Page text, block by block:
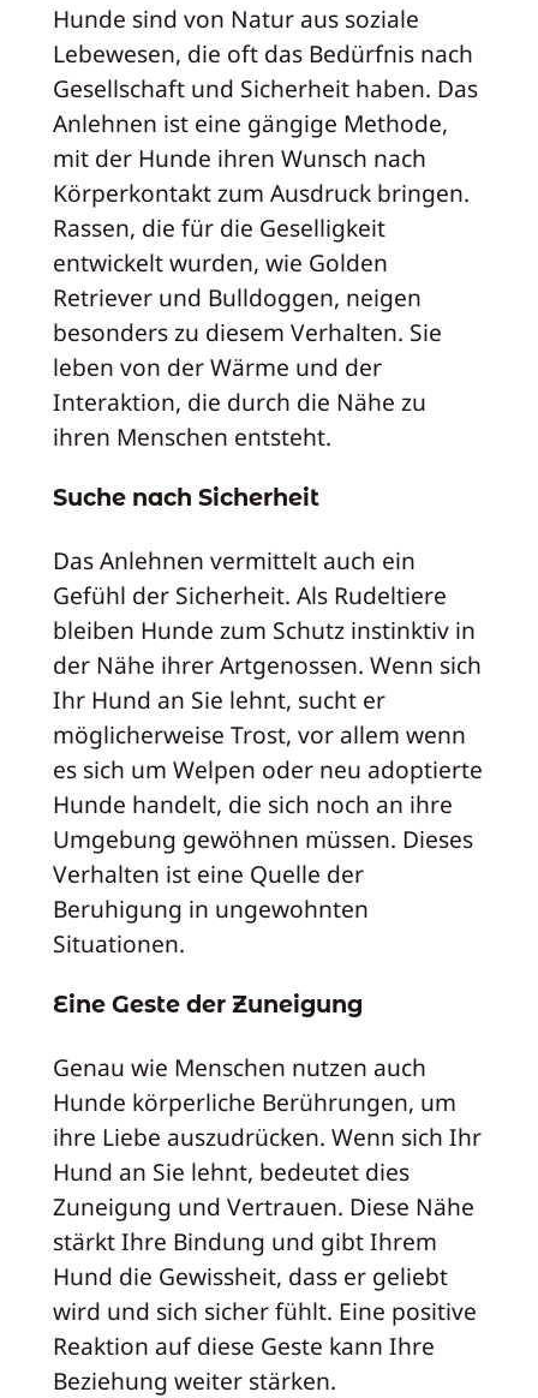
Hunde sind von Natur aus soziale
Lebewesen, die oft das Bedürfnis nach
Gesellschaft und Sicherheit haben. Das
Anlehnen ist eine gängige Methode,
mit der Hunde ihren Wunsch nach
Körperkontakt zum Ausdruck bringen.
Rassen, die für die Geselligkeit
entwickelt wurden, wie Golden
Retriever und Bulldoggen, neigen
besonders zu diesem Verhalten. Sie
leben von der Wärme und der
Interaktion, die durch die Nähe zu
ihren Menschen entsteht.
Suche nach Sicherheit
Das Anlehnen vermittelt auch ein
Gefühl der Sicherheit. Als Rudeltiere
bleiben Hunde zum Schutz instinktiv in
der Nähe ihrer Artgenossen. Wenn sich
Ihr Hund an Sie lehnt, sucht er
möglicherweise Trost, vor allem wenn
es sich um Welpen oder neu adoptierte
Hunde handelt, die sich noch an ihre
Umgebung gewöhnen müssen. Dieses
Verhalten ist eine Quelle der
Beruhigung in ungewohnten
Situationen.
Eine Geste der Zuneigung
Genau wie Menschen nutzen auch
Hunde körperliche Berührungen, um
ihre Liebe auszudrücken. Wenn sich Ihr
Hund an Sie lehnt, bedeutet dies
Zuneigung und Vertrauen. Diese Nähe
stärkt Ihre Bindung und gibt Ihrem
Hund die Gewissheit, dass er geliebt
wird und sich sicher fühlt. Eine positive
Reaktion auf diese Geste kann Ihre
Beziehung weiter stärken.